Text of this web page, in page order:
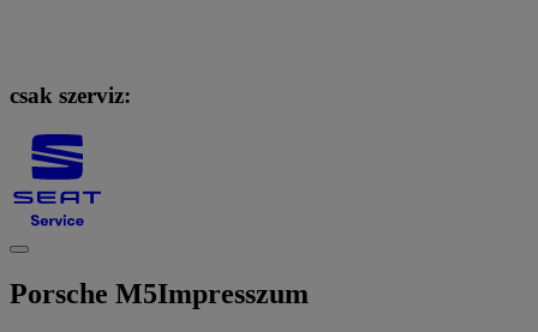
csak szerviz:
Porsche M5Impresszum